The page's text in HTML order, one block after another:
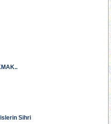
Sihri